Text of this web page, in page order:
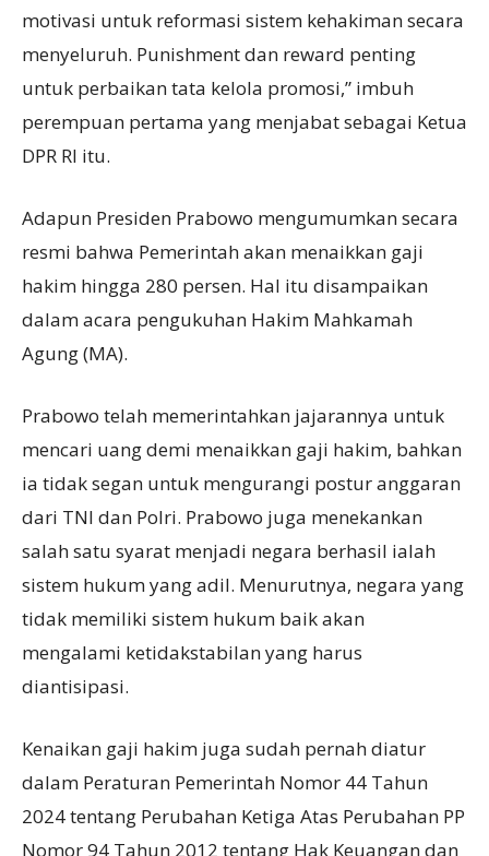
motivasi untuk reformasi sistem kehakiman secara
menyeluruh. Punishment dan reward penting
untuk perbaikan tata kelola promosi,” imbuh
perempuan pertama yang menjabat sebagai Ketua
DPR RI itu.
Adapun Presiden Prabowo mengumumkan secara
resmi bahwa Pemerintah akan menaikkan gaji
hakim hingga 280 persen. Hal itu disampaikan
dalam acara pengukuhan Hakim Mahkamah
Agung (MA).
Prabowo telah memerintahkan jajarannya untuk
mencari uang demi menaikkan gaji hakim, bahkan
ia tidak segan untuk mengurangi postur anggaran
dari TNI dan Polri. Prabowo juga menekankan
salah satu syarat menjadi negara berhasil ialah
sistem hukum yang adil. Menurutnya, negara yang
tidak memiliki sistem hukum baik akan
mengalami ketidakstabilan yang harus
diantisipasi.
Kenaikan gaji hakim juga sudah pernah diatur
dalam Peraturan Pemerintah Nomor 44 Tahun
2024 tentang Perubahan Ketiga Atas Perubahan PP
Nomor 94 Tahun 2012 tentang Hak Keuangan dan